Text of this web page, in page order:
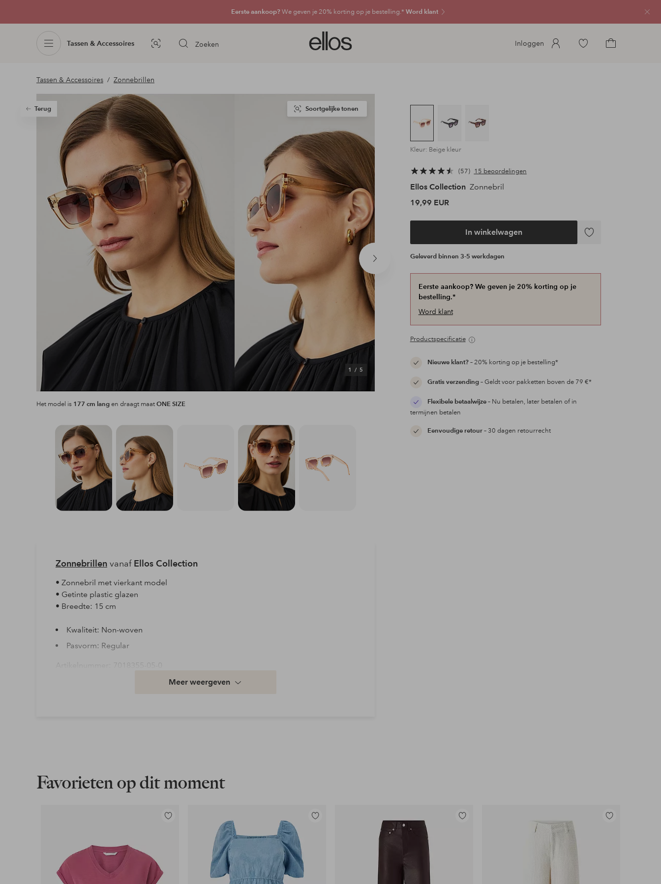
Eerste aankoop?We geven je 20% korting op je bestelling.* Word klant
Tassen & Accessoires
Afbeelding
Zoeken
Ellos
logo
de
voorpagina
Inloggen
Ga
Tassen & Accessoires Zonnebrillen
Terug
Volgend
product
1/ 5
Soortgelijke tonen
Het model is 177 cm langen draagt maatONE SIZE
Kleur: Beige kleur
57 15 beoordelingen
Ellos Collection Zonnebril
19,99 EUR
In winkelwagen
Toevoegen
Geleverd binnen 3-5 werkdagen
Eerste aankoop? We geven je 20% korting op je
bestelling.*
Word klant
Productspecificatie
Nieuwe klant?– 20% korting op je bestelling*
Gratis verzending– Geldt voor pakketten boven de 79 €*
Flexibele betaalwijze– Nu betalen, later betalen of in
termijnen betalen
Eenvoudige retour– 30 dagen retourrecht
Zonnebrillenvanaf Ellos Collection
• Zonnebril met vierkant model
• Getinte plastic glazen
• Breedte: 15 cm
Kwaliteit: Non-woven
Pasvorm: Regular
Artikelnummer: 7018355-05-0
Download afbeelding in hoge resolutie
Nu betalen, later betalen of in termijnen betalen
Meer weergeven
Favorieten op dit moment
Toevoegen
Toevoegen
Toevoegen
Toevoegen